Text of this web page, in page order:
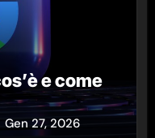
e come
Gen 27, 2026